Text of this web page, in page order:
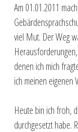
Am 01.01.2011
viel Mut. Der Weg
denen ich mich
ich meinen eigenen
Heute bin ich froh,
durchgesetzt habe.